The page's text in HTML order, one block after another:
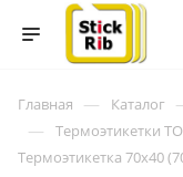
Главная — Каталог
— Термоэтикетки
Термоэтикетка 70x40